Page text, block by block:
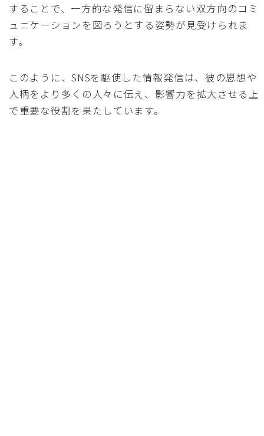
することで、一方的な発信に留まらない双方向のコミ
ュニケーションを図ろうとする姿勢が見受けられま
す。
このように、SNSを駆使した情報発信は、彼の思想や
人柄をより多くの人々に伝え、影響力を拡大させる上
で重要な役割を果たしています。